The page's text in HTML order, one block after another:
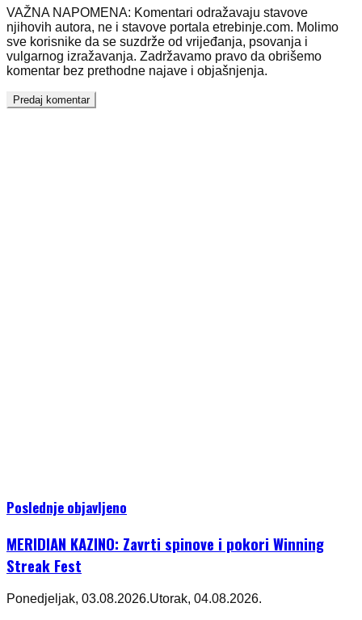
VAŽNA NAPOMENA: Komentari odražavaju stavove
njihovih autora, ne i stavove portala etrebinje.com. Molimo
sve korisnike da se suzdrže od vrijeđanja, psovanja i
vulgarnog izražavanja. Zadržavamo pravo da obrišemo
komentar bez prethodne najave i objašnjenja.
Poslednje objavljeno
MERIDIAN KAZINO: Zavrti spinove i pokori Winning
Streak Fest
Ponedjeljak, 03.08.2026.Utorak, 04.08.2026.